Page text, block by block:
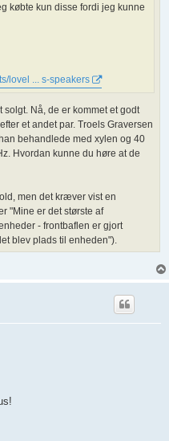
købte kun disse fordi jeg kunne
lovel ... s-speakers
Nå, de er kommet et godt
et andet par. Troels Graversen
behandlede med xylen og 40
Hvordan kunne du høre at de
men det kræver vist en
"Mine er det største af
- frontbaflen er gjort
blev plads til enheden").